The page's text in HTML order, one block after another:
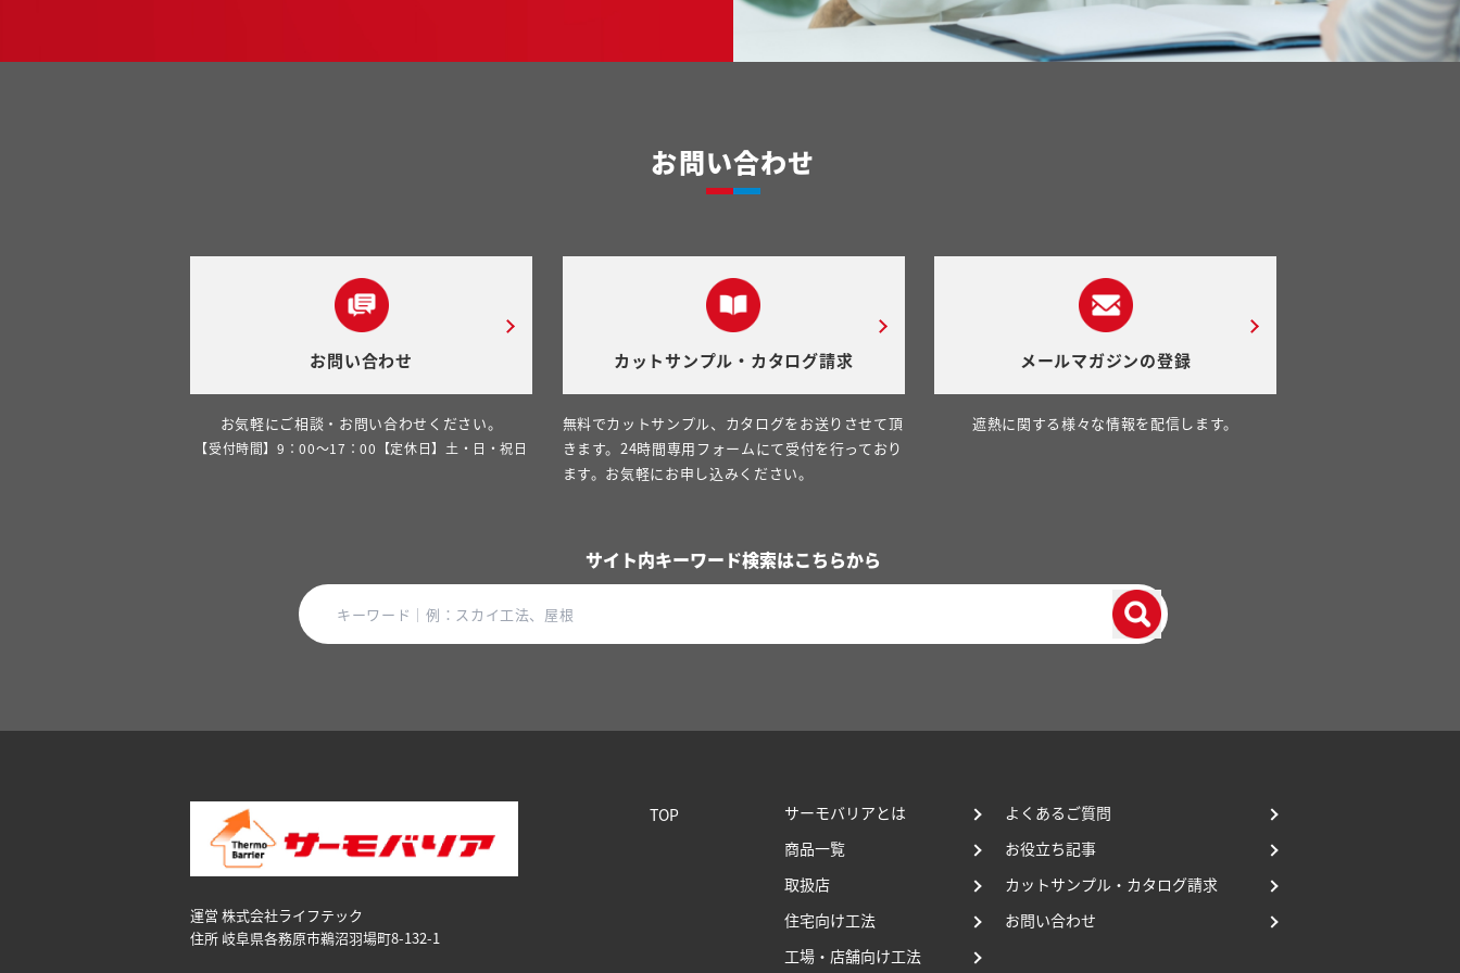
お問い合わせ
お問い合わせ
お気軽にご相談・お問い合わせください。
【受付時間】9：00～17：00【定休日】土・日・祝日
カットサンプル・カタログ請求
無料でカットサンプル、カタログをお送りさせて頂
きます。24時間専用フォームにて受付を行っており
ます。お気軽にお申し込みください。
メールマガジンの登録
遮熱に関する様々な情報を配信します。
サイト内キーワード検索はこちらから
運営 株式会社ライフテック
住所 岐阜県各務原市鵜沼⽻場町8-132-1
TOP
サーモバリアとは
商品一覧
取扱店
住宅向け工法
工場・店舗向け工法
よくあるご質問
お役立ち記事
カットサンプル・カタログ請求
お問い合わせ